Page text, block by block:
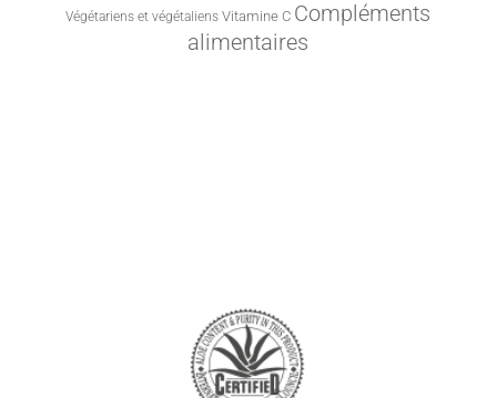
Végétariens et végétaliens Vitamine C Compléments
alimentaires